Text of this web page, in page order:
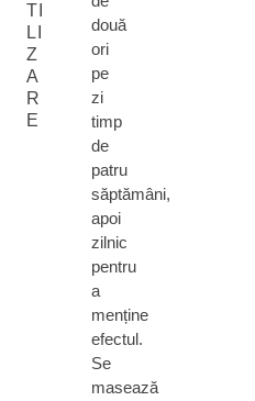
TI
LI
Z
A
R
E
două
ori
pe
zi
timp
de
patru
săptămâni,
apoi
zilnic
pentru
a
menține
efectul.
Se
masează